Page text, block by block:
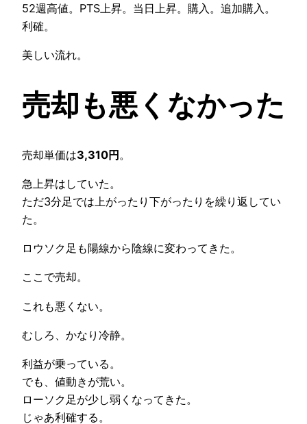
52週高値。PTS上昇。当日上昇。購入。追加購入。
利確。
美しい流れ。
売却も悪くなかった
売却単価は3,310円。
急上昇はしていた。
ただ3分足では上がったり下がったりを繰り返してい
た。
ロウソク足も陽線から陰線に変わってきた。
ここで売却。
これも悪くない。
むしろ、かなり冷静。
利益が乗っている。
でも、値動きが荒い。
ローソク足が少し弱くなってきた。
じゃあ利確する。